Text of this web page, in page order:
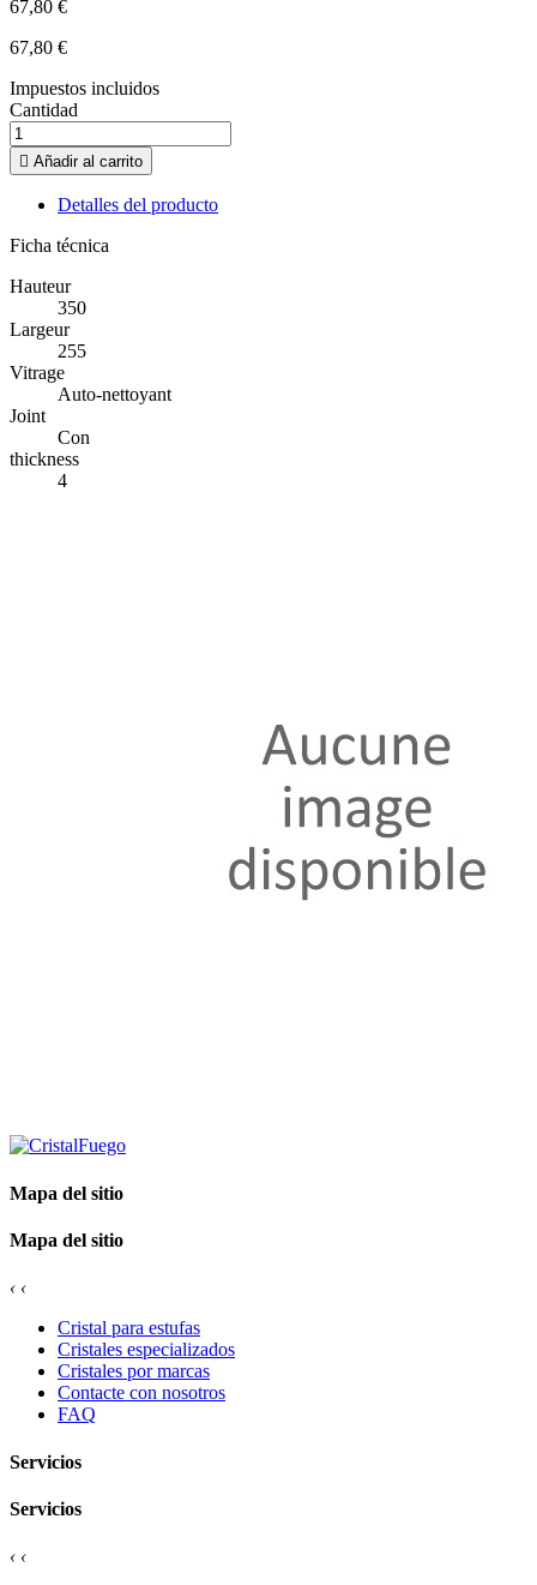
67,80 €
67,80 €
Impuestos incluidos
Cantidad
 Añadir al carrito
Detalles del producto
Ficha técnica
Hauteur
350
Largeur
255
Vitrage
Auto-nettoyant
Joint
Con
thickness
4
Mapa del sitio
Mapa del sitio
‹ ‹
Cristal para estufas
Cristales especializados
Cristales por marcas
Contacte con nosotros
FAQ
Servicios
Servicios
‹ ‹